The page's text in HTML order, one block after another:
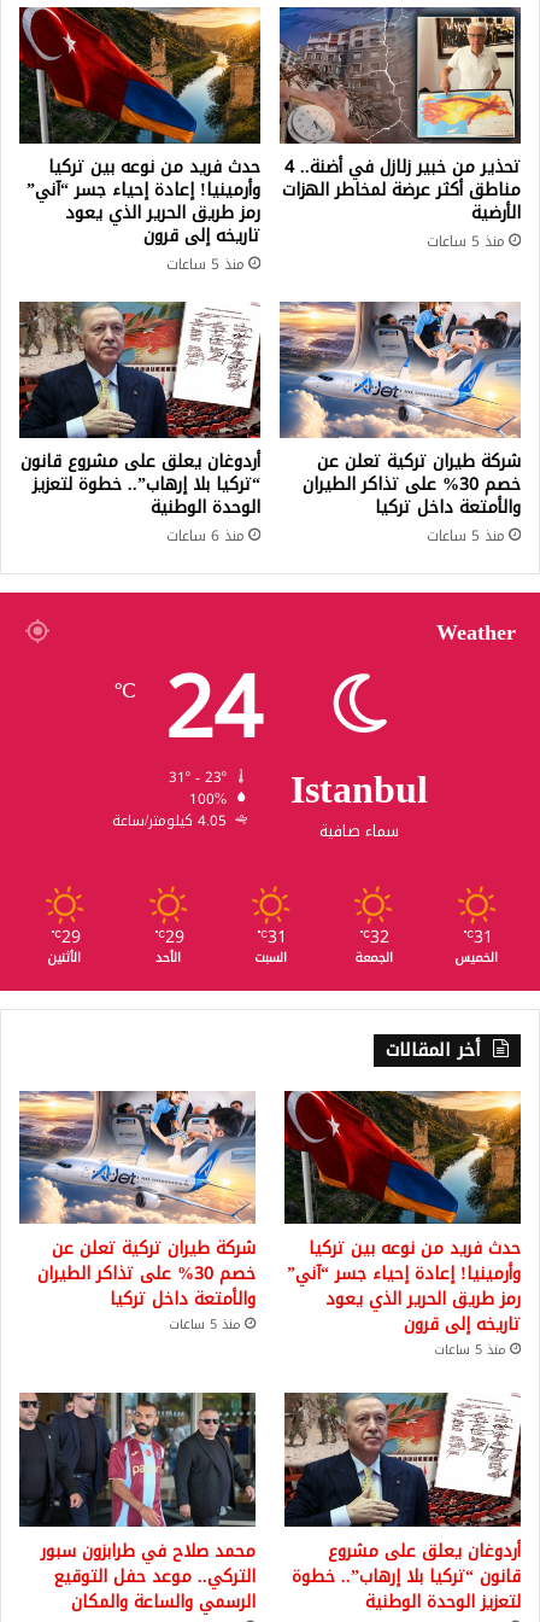
تحذير من خبير زلازل في أضنة.. 4
مناطق أكثر عرضة لمخاطر الهزات
الأرضية
منذ 5 ساعات
حدث فريد من نوعه بين تركيا
وأرمينيا! إعادة إحياء جسر “آني”
رمز طريق الحرير الذي يعود
تاريخه إلى قرون
منذ 5 ساعات
شركة طيران تركية تعلن عن
خصم 30% على تذاكر الطيران
والأمتعة داخل تركيا
منذ 5 ساعات
أردوغان يعلق على مشروع قانون
“تركيا بلا إرهاب”.. خطوة لتعزيز
الوحدة الوطنية
منذ 6 ساعات
Weather
Istanbul
سماء صافية
24
℃
100%
4.05 كيلومتر/ساعة
31
℃
الخميس
32
℃
الجمعة
31
℃
السبت
29
℃
الأحد
29
℃
الأثنين
أخر المقالات
حدث فريد من نوعه بين تركيا
وأرمينيا! إعادة إحياء جسر “آني”
رمز طريق الحرير الذي يعود
تاريخه إلى قرون
منذ 5 ساعات
شركة طيران تركية تعلن عن
خصم 30% على تذاكر الطيران
والأمتعة داخل تركيا
منذ 5 ساعات
أردوغان يعلق على مشروع
قانون “تركيا بلا إرهاب”.. خطوة
لتعزيز الوحدة الوطنية
محمد صلاح في طرابزون سبور
التركي.. موعد حفل التوقيع
الرسمي والساعة والمكان